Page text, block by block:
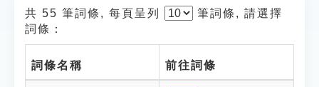
共 55 筆詞條, 每頁呈列 筆詞條, 請選擇
詞條：
詞條名稱 前往詞條